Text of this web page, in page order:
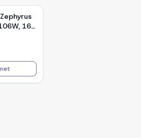
16-
Core
GeForce
2TB
Black